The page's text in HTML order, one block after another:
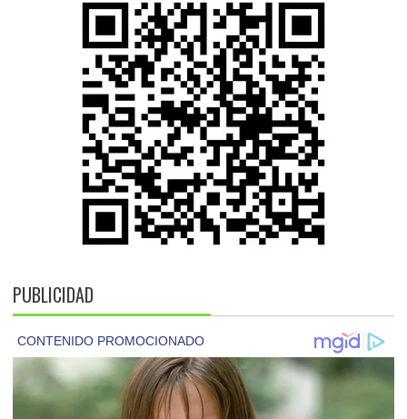
PUBLICIDAD